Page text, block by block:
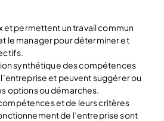
et permettent un travail commun
le manager pour déterminer et
synthétique des compétences
et peuvent suggérer ou
options ou démarches.
et de leurs critères
de l’entreprise sont